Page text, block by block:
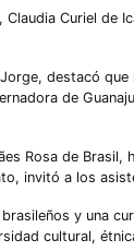
Curiel de
destacó
de
Rosa de
invitó a los
y una
cultural,